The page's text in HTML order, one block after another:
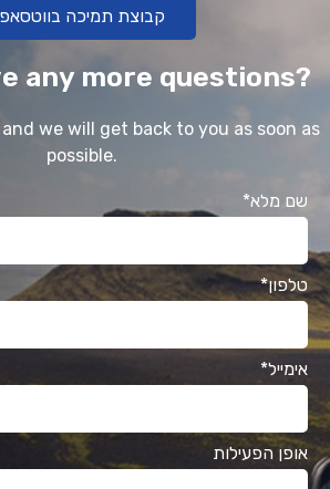
קבוצת תמיכה בווטסאפ
any more questions?
we will get back to you as soon as
possible.
*שם מלא
*טלפון
*אימייל
אופן הפעילות